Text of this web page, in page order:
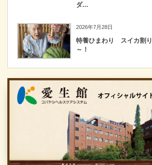
ダ...
2026年7月28日
特養ひまわり スイカ割り
～！